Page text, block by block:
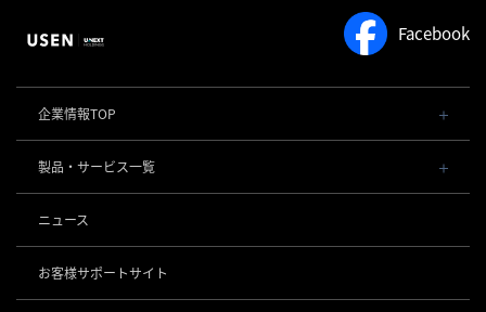
Facebook
企業情報TOP
会社概要・役員一覧
事業内容
社長メッセージ
事業所一覧
製品・サービス一覧
POSレジ 他
USENレジ
USENセルフレジ
キャッシュレス決済
お役立ち情報
ニュース
お客様サポートサイト